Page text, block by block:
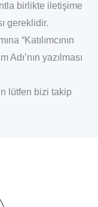
birlikte iletişime
gereklidir.
“Katılımcının
Adı’nın yazılması
lütfen bizi takip